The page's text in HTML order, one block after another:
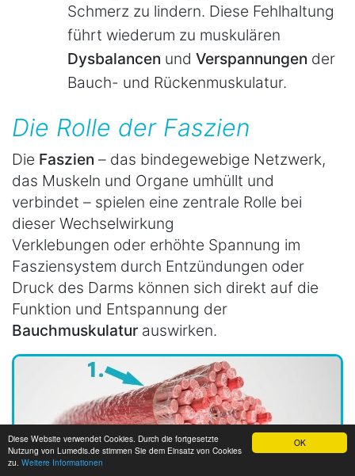
OK
Diese Website verwendet Cookies. Durch die fortgesetzte
Nutzung von Lumedis.de stimmen Sie dem Einsatz von Cookies
zu. Weitere Informationen
Schmerz zu lindern. Diese Fehlhaltung
führt wiederum zu muskulären
Dysbalancen und Verspannungen der
Bauch- und Rückenmuskulatur.
Die Rolle der Faszien
Die Faszien – das bindegewebige Netzwerk,
das Muskeln und Organe umhüllt und
verbindet – spielen eine zentrale Rolle bei
dieser Wechselwirkung
Verklebungen oder erhöhte Spannung im
Fasziensystem durch Entzündungen oder
Druck des Darms können sich direkt auf die
Funktion und Entspannung der
Bauchmuskulatur auswirken.